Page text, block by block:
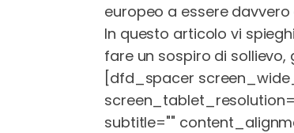
europeo a essere
In questo articolo vi
fare un sospiro di
[dfd_spacer
subtitle=""